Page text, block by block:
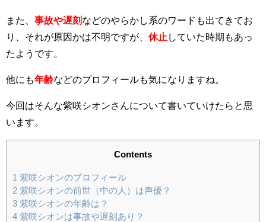
また、 事故や遅刻 などのやらかし系のワードも出てきてお
り、それが原因かは不明ですが、 休止 していた時期もあっ
たようです。
他にも年齢などのプロフィールも気になりますね。
今回はそんな紫咲シオンさんについて書いていけたらと思
います。
Contents
1 紫咲シオンのプロフィール
2 紫咲シオンの前世（中の人）は声優？
3 紫咲シオンの年齢は？
4 紫咲シオンは事故や遅刻あり？